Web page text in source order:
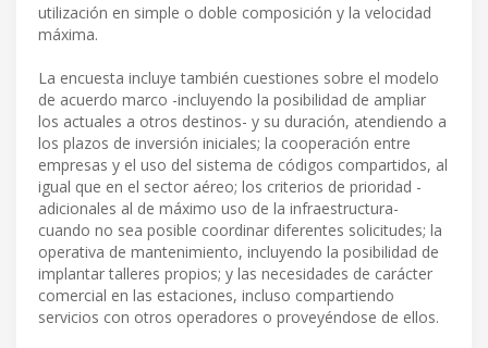
utilización en simple o doble composición y la velocidad
máxima.
La encuesta incluye también cuestiones sobre el modelo
de acuerdo marco -incluyendo la posibilidad de ampliar
los actuales a otros destinos- y su duración, atendiendo a
los plazos de inversión iniciales; la cooperación entre
empresas y el uso del sistema de códigos compartidos, al
igual que en el sector aéreo; los criterios de prioridad -
adicionales al de máximo uso de la infraestructura-
cuando no sea posible coordinar diferentes solicitudes; la
operativa de mantenimiento, incluyendo la posibilidad de
implantar talleres propios; y las necesidades de carácter
comercial en las estaciones, incluso compartiendo
servicios con otros operadores o proveyéndose de ellos.